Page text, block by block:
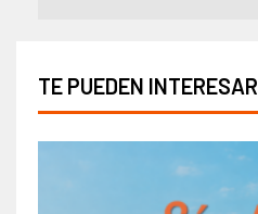
TE PUEDEN INTERESAR